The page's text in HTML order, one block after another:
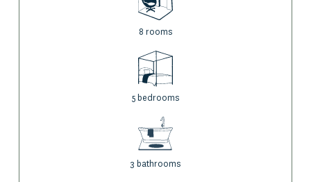
8 rooms
5 bedrooms
3 bathrooms